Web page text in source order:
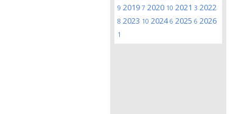
9 2019 7 2020 10 2021 3 2022
8 2023 10 20246 2025 6 2026
1